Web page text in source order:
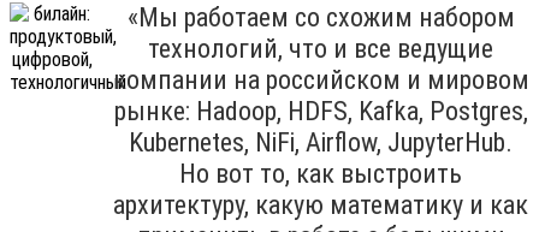
«Мы работаем со схожим набором
технологий, что и все ведущие
компании на российском и мировом
рынке: Hadoop, HDFS, Kafka, Postgres,
Kubernetes, NiFi, Airflow, JupyterHub.
Но вот то, как выстроить
архитектуру, какую математику и как